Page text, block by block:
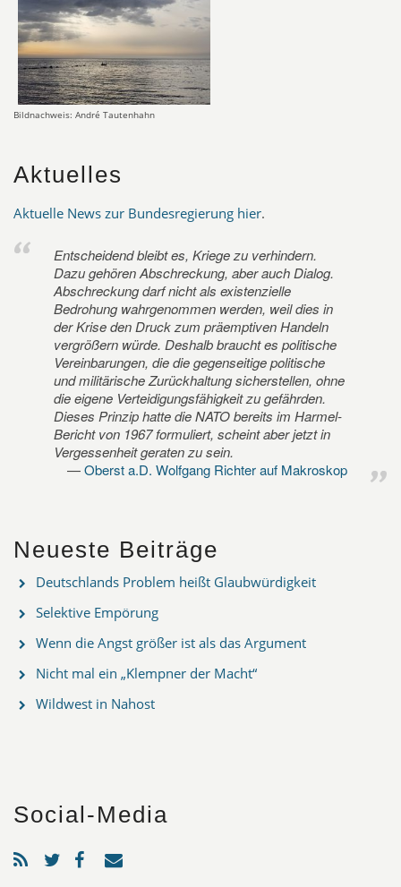
Bildnachweis: André Tautenhahn
Aktuelles
Aktuelle News zur Bundesregierung hier.
Entscheidend bleibt es, Kriege zu verhindern.
Dazu gehören Abschreckung, aber auch Dialog.
Abschreckung darf nicht als existenzielle
Bedrohung wahrgenommen werden, weil dies in
der Krise den Druck zum präemptiven Handeln
vergrößern würde. Deshalb braucht es politische
Vereinbarungen, die die gegenseitige politische
und militärische Zurückhaltung sicherstellen, ohne
die eigene Verteidigungsfähigkeit zu gefährden.
Dieses Prinzip hatte die NATO bereits im Harmel-
Bericht von 1967 formuliert, scheint aber jetzt in
Vergessenheit geraten zu sein.
Oberst a.D. Wolfgang Richter auf Makroskop
Neueste Beiträge
Deutschlands Problem heißt Glaubwürdigkeit
Selektive Empörung
Wenn die Angst größer ist als das Argument
Nicht mal ein „Klempner der Macht“
Wildwest in Nahost
Social-Media